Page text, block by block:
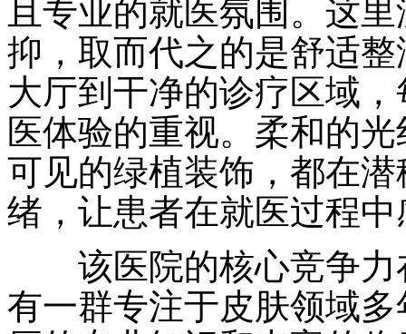
且专业的就医氛围。这
抑，取而代之的是舒适
大厅到干净的诊疗区域
医体验的重视。柔和的
可见的绿植装饰，都在
绪，让患者在就医过程
该医院的核心竞争力
有一群专注于皮肤领域